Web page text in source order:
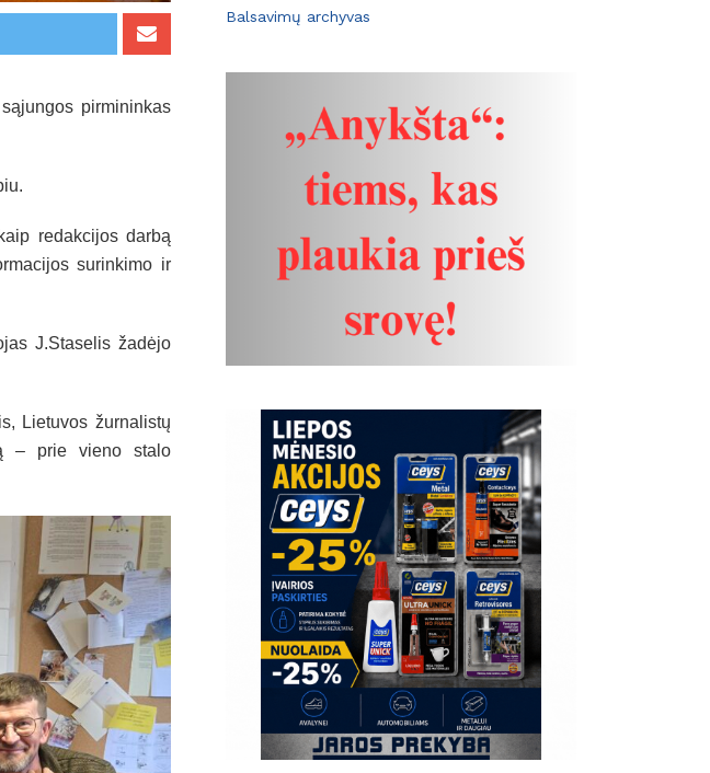
sąjungos pirmininkas
redakcijos darbą
surinkimo ir
J.Staselis žadėjo
Lietuvos žurnalistų
– prie vieno stalo
Balsavimų archyvas